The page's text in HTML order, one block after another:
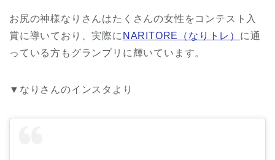
お尻の神様なりさんはたくさんの女性をコンテスト入
賞に導いており、実際に NARITORE（なりトレ） に通
っている方もグランプリに輝いています。
▼なりさんのインスタより